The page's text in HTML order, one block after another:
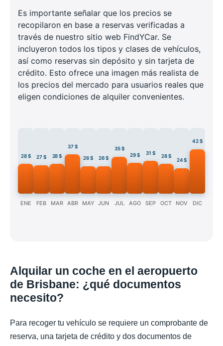
Es importante señalar que los precios se
recopilaron en base a reservas verificadas a
través de nuestro sitio web FindYCar. Se
incluyeron todos los tipos y clases de vehículos,
así como reservas sin depósito y sin tarjeta de
crédito. Esto ofrece una imagen más realista de
los precios del mercado para usuarios reales que
eligen condiciones de alquiler convenientes.
28 $
ENE
27 $
FEB
28 $
MAR
37 $
ABR
26 $
MAY
26 $
JUN
35 $
JUL
29 $
AGO
31 $
SEP
28 $
OCT
24 $
NOV
42 $
DIC
Alquilar un coche en el aeropuerto
de Brisbane: ¿qué documentos
necesito?
Para recoger tu vehículo se requiere un comprobante de
reserva, una tarjeta de crédito y dos documentos de